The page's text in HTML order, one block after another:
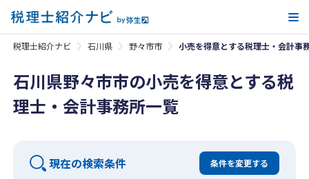
税理士紹介ナビ 石川県 野々市市 小売を得意とする税理士・会計事
石川県野々市市の小売を得意とする税
理士・会計事務所一覧
現在の検索条件 条件を変更する